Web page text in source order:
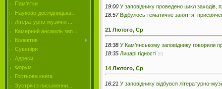
Пам'ятки
Науково-дослідницька...
Літературно-музичні ...
Камерний ансамль зап...
Колектив
Сувеніри
Адреси
Форум
Гостьова книга
Зустрічі з письменни...
19:00 У заповіднику проведено цикл заходів,
18:57 Відбулось тематичне заняття,
21 Лютого, Ср
18:38 У Кам’янському заповіднику говорили
18:35 Лицарі гідності (0)
14 Лютого, Ср
16:21 У заповіднику відбувся літературно-